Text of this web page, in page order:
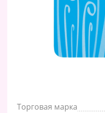
Торговая марка